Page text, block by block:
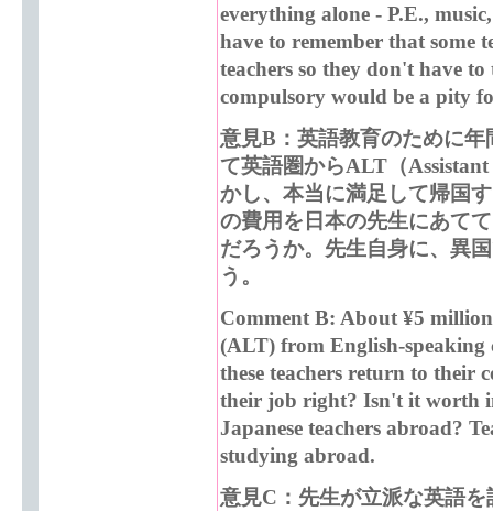
everything alone - P.E.,
have to remember that some
teachers so they don't have
compulsory would be a pity
意見B：英語教育のために
て英語圏からALT（
かし、本当に満足して帰国
の費用を日本の先生にあて
だろうか。先生自身に、異
う。
Comment B: About ¥5 million
(ALT) from English-speaking
these teachers return to their
their job right? Isn't it worth
Japanese teachers abroad?
studying abroad.
意見C：先生が立派な英語